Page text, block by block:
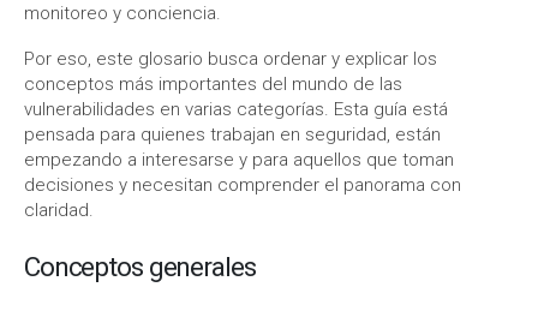
monitoreo y conciencia.
Por eso, este glosario busca ordenar y explicar los
conceptos más importantes del mundo de las
vulnerabilidades en varias categorías. Esta guía está
pensada para quienes trabajan en seguridad, están
empezando a interesarse y para aquellos que toman
decisiones y necesitan comprender el panorama con
claridad.
Conceptos generales